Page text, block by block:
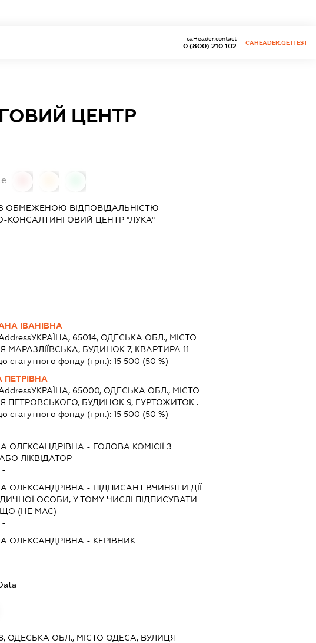
0 (800) 210 102
caHeader.contact
CAHEADER.GETTEST
ЦЕНТР
ОБМЕЖЕНОЮ ВІДПОВІДАЛЬНІСТЮ
КОНСАЛТИНГОВИЙ ЦЕНТР "ЛУКА"
ІВАНІВНА
УКРАЇНА, 65014, ОДЕСЬКА ОБЛ., МІСТО
МАРАЗЛІЇВСЬКА, БУДИНОК 7, КВАРТИРА 11
статутного фонду (грн.): 15 500 (50 %)
ПЕТРІВНА
УКРАЇНА, 65000, ОДЕСЬКА ОБЛ., МІСТО
ПЕТРОВСЬКОГО, БУДИНОК 9, ГУРТОЖИТОК .
статутного фонду (грн.): 15 500 (50 %)
ОЛЕКСАНДРІВНА - ГОЛОВА КОМІСІЇ З
ЛІКВІДАТОР
-
ОЛЕКСАНДРІВНА - ПІДПИСАНТВЧИНЯТИ ДІЇ
ОСОБИ, У ТОМУ ЧИСЛІ ПІДПИСУВАТИ
(НЕ МАЄ)
-
ОЛЕКСАНДРІВНА - КЕРІВНИК
-
ОДЕСЬКА ОБЛ., МІСТО ОДЕСА, ВУЛИЦЯ